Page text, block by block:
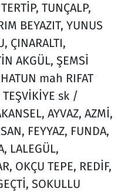
TUNÇALP,
BEYAZIT, YUNUS
ÇINARALTI,
AKGÜL, ŞEMSİ
mah RIFAT
TEŞVİKİYE sk /
AYVAZ, AZMİ,
FEYYAZ, FUNDA,
LALEGÜL,
OKÇU TEPE, REDİF,
SOKULLU